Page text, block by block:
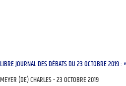
LIBRE JOURNAL DES DÉBATS DU 23 OCTOBRE 2019 :
MEYER (DE) CHARLES 23 OCTOBRE 2019